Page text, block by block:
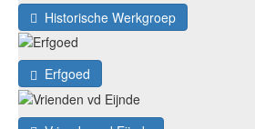
Historische Werkgroep
Erfgoed